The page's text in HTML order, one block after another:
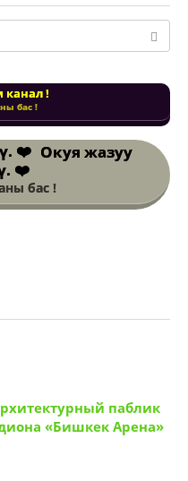
канал !
бас !
Окуя жазуу
❤️
бас !
паблик
«Бишкек Арена»